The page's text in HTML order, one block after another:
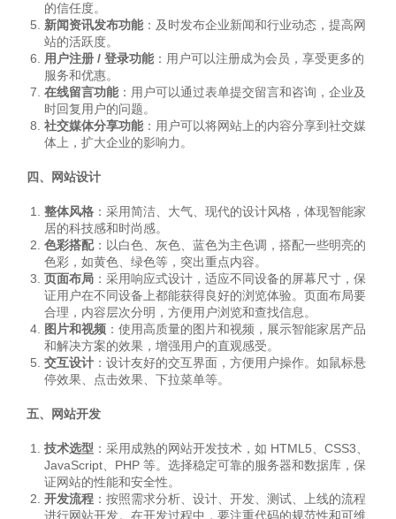
的信任度。
新闻资讯发布功能：及时发布企业新闻和行业动态，提高网
站的活跃度。
用户注册 / 登录功能：用户可以注册成为会员，享受更多的
服务和优惠。
在线留言功能：用户可以通过表单提交留言和咨询，企业及
时回复用户的问题。
社交媒体分享功能：用户可以将网站上的内容分享到社交媒
体上，扩大企业的影响力。
四、网站设计
整体风格 ：采用简洁、大气、现代的设计风格，体现智能家
居的科技感和时尚感。
色彩搭配：以白色、灰色、蓝色为主色调，搭配一些明亮的
色彩，如黄色、绿色等，突出重点内容。
页面布局 ：采用响应式设计，适应不同设备的屏幕尺寸，保
证用户在不同设备上都能获得良好的浏览体验。页面布局要
合理，内容层次分明，方便用户浏览和查找信息。
图片和视频 ：使用高质量的图片和视频，展示智能家居产品
和解决方案的效果，增强用户的直观感受。
交互设计 ：设计友好的交互界面，方便用户操作。如鼠标悬
停效果、点击效果、下拉菜单等。
五、网站开发
技术选型 ：采用成熟的网站开发技术，如 HTML5、CSS3、
JavaScript、PHP 等。选择稳定可靠的服务器和数据库，保
证网站的性能和安全性。
开发流程 ：按照需求分析、设计、开发、测试、上线的流程
进行网站开发。在开发过程中，要注重代码的规范性和可维